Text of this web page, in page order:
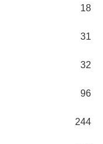
18
31
32
96
244